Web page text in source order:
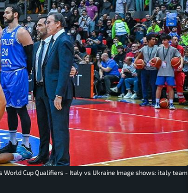
World Cup Qualifiers - Italy vs Ukraine Image shows: italy team